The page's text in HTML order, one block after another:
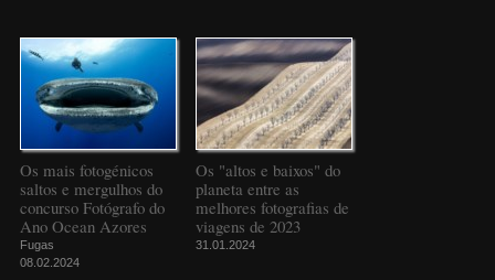
Os mais fotogénicos
saltos e mergulhos do
concurso Fotógrafo do
Ano Ocean Azores
Fugas
08.02.2024
Os "altos e baixos" do
planeta entre as
melhores fotografias de
viagens de 2023
31.01.2024